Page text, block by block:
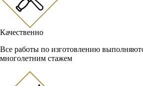
Качественно
Все работы по изготовлению
многолетним стажем